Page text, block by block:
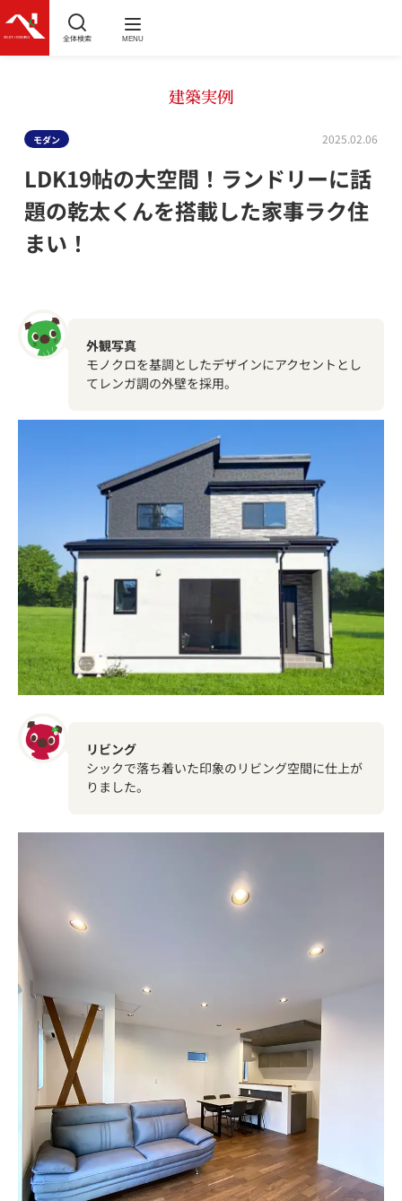
全体検索 MENU
建築実例
モダン 2025.02.06
LDK19帖の大空間！ランドリーに話
題の乾太くんを搭載した家事ラク住
まい！
外観写真
モノクロを基調としたデザインにアクセントとし
てレンガ調の外壁を採用。
リビング
シックで落ち着いた印象のリビング空間に仕上が
りました。